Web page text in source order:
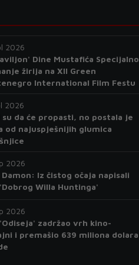
2026
Dine Mustafića Specijalno
žirija na XII Green
International Film Festu
2026
su da će propasti, no postala je
od najuspješnijih glumica
2026
Iz čistog očaja napisali
Willa Huntinga'
2026
zadržao vrh kino-
i premašio 639 miliona dolara